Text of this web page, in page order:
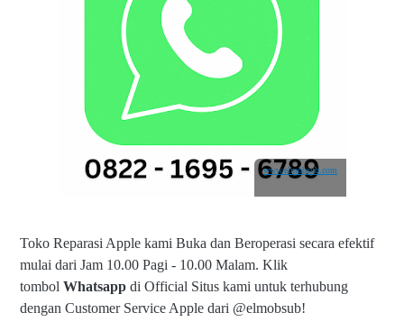
www.elmobsub.com
Toko Reparasi Apple kami Buka dan Beroperasi secara efektif
mulai dari Jam 10.00 Pagi - 10.00 Malam. Klik
tombol Whatsapp di Official Situs kami untuk terhubung
dengan Customer Service Apple dari @elmobsub!